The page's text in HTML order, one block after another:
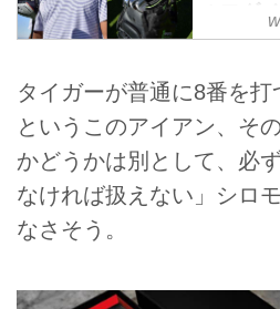
ルフダ
巻き込ん
ジャー15
ー・ウッ
みよう。
タイガーが普通に8番を
というこのアイアン、そ
かどうかは別として、必
なければ扱えない」シロ
なさそう。